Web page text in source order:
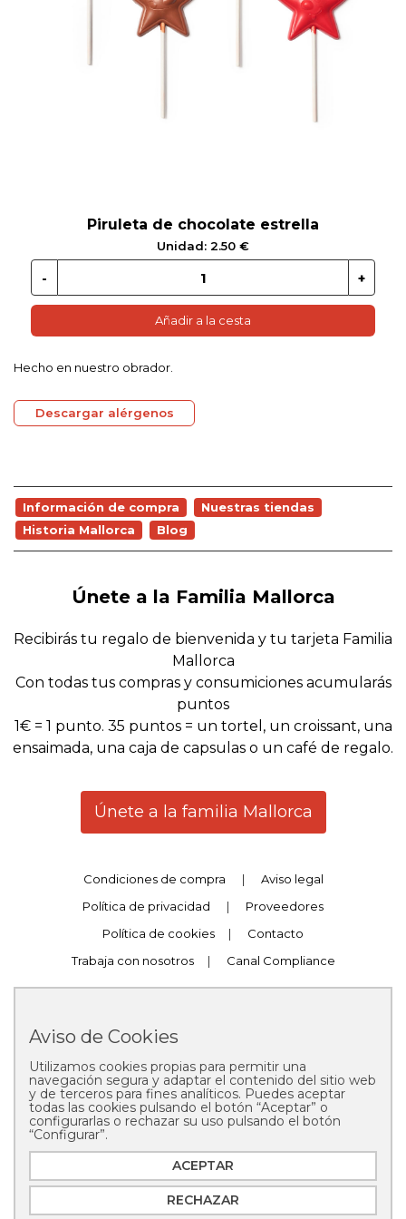
Piruleta de chocolate estrella
Unidad: 2.50 €
Añadir a la cesta
Hecho en nuestro obrador.
Descargar alérgenos
Información de compra
Nuestras tiendas
Historia Mallorca
Blog
Únete a la Familia Mallorca
Recibirás tu regalo de bienvenida y tu tarjeta Familia
Mallorca
Con todas tus compras y consumiciones acumularás
puntos
1€ = 1 punto. 35 puntos = un tortel, un croissant, una
ensaimada, una caja de capsulas o un café de regalo.
Únete a la familia Mallorca
Condiciones de compra |
Aviso legal
Política de privacidad
|
Proveedores
Política de cookies
|
Contacto
Trabaja con nosotros
| Canal Compliance
Copyright © 2025 Pastelería Mallorca
Aviso de Cookies
Utilizamos cookies propias para permitir una
navegación segura y adaptar el contenido del sitio web
y de terceros para fines analíticos. Puedes aceptar
todas las cookies pulsando el botón “Aceptar” o
configurarlas o rechazar su uso pulsando el botón
“Configurar”.
ACEPTAR
RECHAZAR